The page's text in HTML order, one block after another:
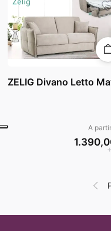
ZELIG Divano Letto
A